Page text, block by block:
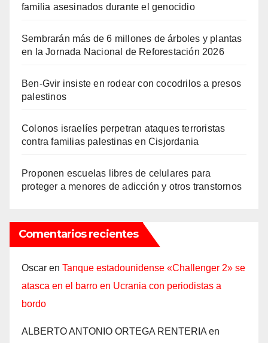
familia asesinados durante el genocidio
Sembrarán más de 6 millones de árboles y plantas
en la Jornada Nacional de Reforestación 2026
Ben-Gvir insiste en rodear con cocodrilos a presos
palestinos
Colonos israelíes perpetran ataques terroristas
contra familias palestinas en Cisjordania
Proponen escuelas libres de celulares para
proteger a menores de adicción y otros transtornos
Comentarios recientes
Oscar en Tanque estadounidense «Challenger 2» se
atasca en el barro en Ucrania con periodistas a
bordo
ALBERTO ANTONIO ORTEGA RENTERIA en